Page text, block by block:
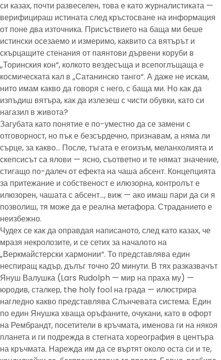
си казах, почти развеселен, това е като журналистиката —
верифицираш истината след кръстосване на информация
от поне два източника. Присъствието на баща ми беше
истински осезаемо и измеримо, каквито са вятърът и
скърцащите стенания от паянтови дървени коруби в
„Торинския кон“, колкото вездесъща и всепоглъщаща е
космическата кал в „Сатанинско танго“. А даже не искам,
нито имам какво да говоря с него, с баща ми. Но как да
изпъдиш вятъра, как да излезеш с чисти обувки, като си
нагазил в живота?
Загубата като понятие е по-уместно да се замени с
отговорност, но пък е безсърдечно, признавам, а няма ли
сърце, за какво… После, тъгата е егоизъм, меланхолията и
скепсисът са ялови — ясно, съответно и те нямат значение,
стигащо по-далеч от ефекта на чаша абсент. Концепцията
за притежание и собственост е илюзорна, контролът е
илюзорен, чашата с абсент…, виж — ако имаш пари да си я
позволиш, тя може да е реална метафора. Страданието е
неизбежно.
Чудех се как да оправдая написаното, след като казах, че
мразя некролозите, и се сетих за началото на
„Веркмайстерски хармонии“. То представлява един
неспиращ кадър, дълъг точно 20 минути. В тях разказвачът
Януш Валушка (Lars Rudolph — мир на праха му) —
юродив, сталкер, the holy fool на града — илюстрира
нагледно какво представлява Слънчевата система. Един
по един Янушка хваща оръфаните, очукани, като в офорт
на Рембрандт, посетители в кръчмата, именова ги на някоя
планета и ги подрежда в стегната хореография в центъра
на кръчмата. Нарежда им да се въртят около оста си и те,